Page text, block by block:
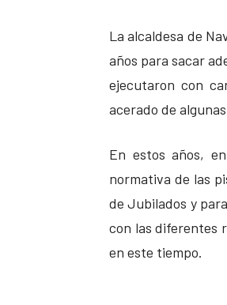
La alcaldesa de
años para sacar
ejecutaron con
acerado de
En estos años,
normativa de las
de Jubilados y
con las diferentes
en este tiempo.